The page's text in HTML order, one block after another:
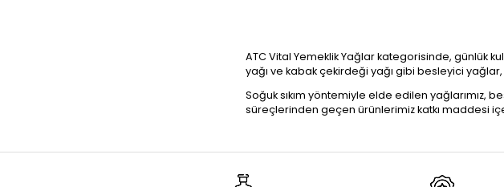
ATC Vital Yemeklik Yağlar kategorisinde, günlük
yağı ve kabak çekirdeği yağı gibi besleyici
Soğuk sıkım yöntemiyle elde edilen
süreçlerinden geçen ürünlerimiz katkı maddesi